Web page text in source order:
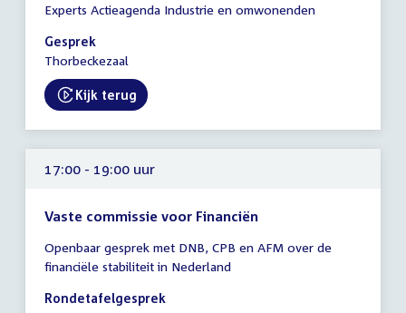
vergadering
17:00
-
uur
Experts Actieagenda Industrie en omwonenden
Gesprek
Thorbeckezaal
External link:
Kijk terug
17:00 - 19:00 uur
Vaste commissie voor Financiën
vergadering
17:00
-
Openbaar gesprek met DNB, CPB en AFM over de
financiële stabiliteit in Nederland
Rondetafelgesprek